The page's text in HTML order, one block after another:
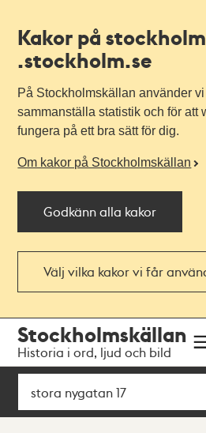
Kakor på
.stockholm.se
På Stockholmskällan använder
sammanställa statistik och för att
fungera på ett bra sätt för dig.
Om kakor på Stockholmskällan
Godkänn alla kakor
Välj vilka kakor vi får
navigationen
huvudinnehållet
Stockholmskällan
Historia i ord, ljud och bild
Sök